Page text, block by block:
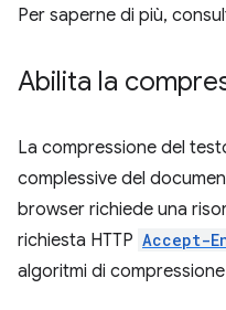
Per saperne di più,
Abilita la
La compressione del
complessive del
browser richiede una
richiesta HTTP Accept-
algoritmi di